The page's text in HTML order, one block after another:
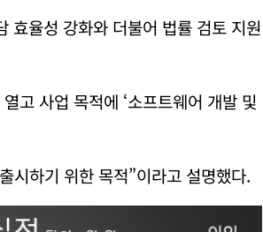
효율성 강화와 더불어 법률 검토 지원
고 사업 목적에 ‘소프트웨어 개발 및
시하기 위한 목적”이라고 설명했다.